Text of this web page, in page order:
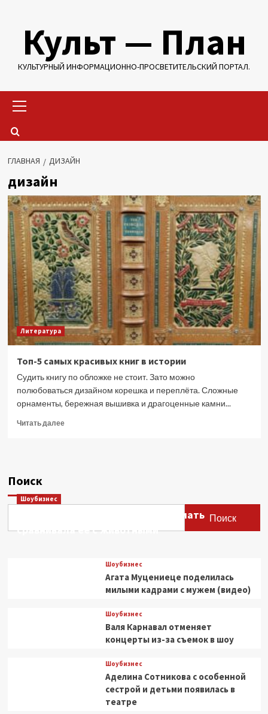
содержимому
Культ — План
КУЛЬТУРНЫЙ ИНФОРМАЦИОННО-ПРОСВЕТИТЕЛЬСКИЙ ПОРТАЛ.
меню
ГЛАВНАЯ ДИЗАЙН
дизайн
Литература
Топ-5 самых красивых книг в истории
Судить книгу по обложке не стоит. Зато можно
полюбоваться дизайном корешка и переплёта. Сложные
орнаменты, бережная вышивка и драгоценные камни...
Читать далееПрочитать
Поиск
Поиск
Шоубизнес
Этери Тутберидзе заявила, что мать
сравнивала ее с животными
Шоубизнес
Агата Муцениеце поделилась
милыми кадрами с мужем (видео)
Шоубизнес
Валя Карнавал отменяет
концерты из-за съемок в шоу
Шоубизнес
Аделина Сотникова с особенной
сестрой и детьми появилась в
театре